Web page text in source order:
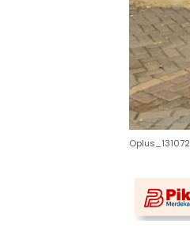
Oplus_131072